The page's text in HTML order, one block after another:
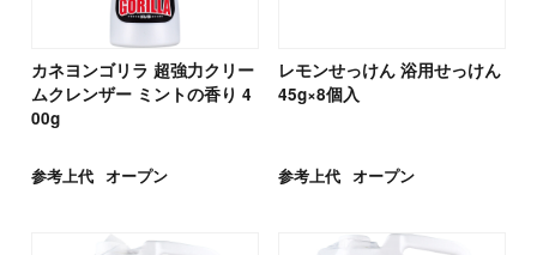
カネヨンゴリラ 超強力クリー
ムクレンザー ミントの香り 4
00g
参考上代 オープン
レモンせっけん 浴用せっけん
45g×8個入
参考上代 オープン